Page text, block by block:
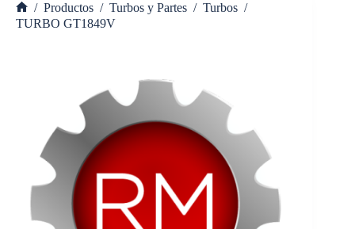
Inicio
/ Productos / Turbos y Partes / Turbos /
TURBO GT1849V